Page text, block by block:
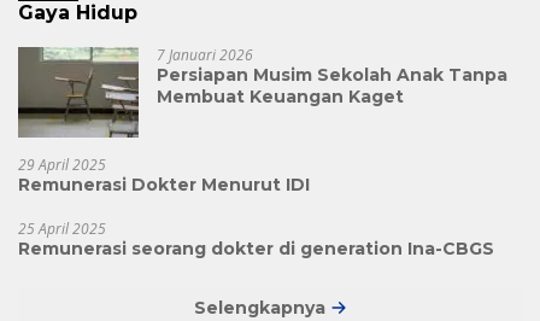
Gaya Hidup
7 Januari 2026
Persiapan Musim Sekolah Anak Tanpa
Membuat Keuangan Kaget
29 April 2025
Remunerasi Dokter Menurut IDI
25 April 2025
Remunerasi seorang dokter di generation Ina-CBGS
Selengkapnya